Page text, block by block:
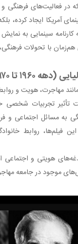
در فعالیت‌های
آمریکا ایجاد کرده،
سینمایی به
با تحولات
۱۹۶۰ تا ۱۹۷۰)
مهاجرت، هویت و
تأثیر تجربیات شخصی
به مسائل اجتماعی و
این فیلم‌ها، روابط
هویتی و اجتماعی
موجود در جامعه